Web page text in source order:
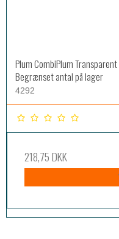
Plum CombiPlum
Begrænset antal på lager
4292
218,75 DKK